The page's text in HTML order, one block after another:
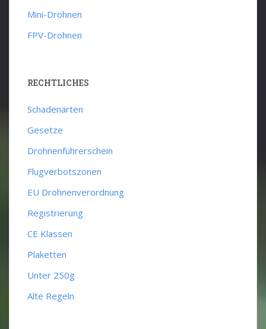
Mini-Drohnen
FPV-Drohnen
RECHTLICHES
Schadenarten
Gesetze
Drohnenführerschein
Flugverbotszonen
EU Drohnenverordnung
Registrierung
CE Klassen
Plaketten
Unter 250g
Alte Regeln